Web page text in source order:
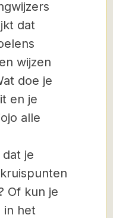
dat
wijzen
doe je
en je
alle
je
Of kun je
in het